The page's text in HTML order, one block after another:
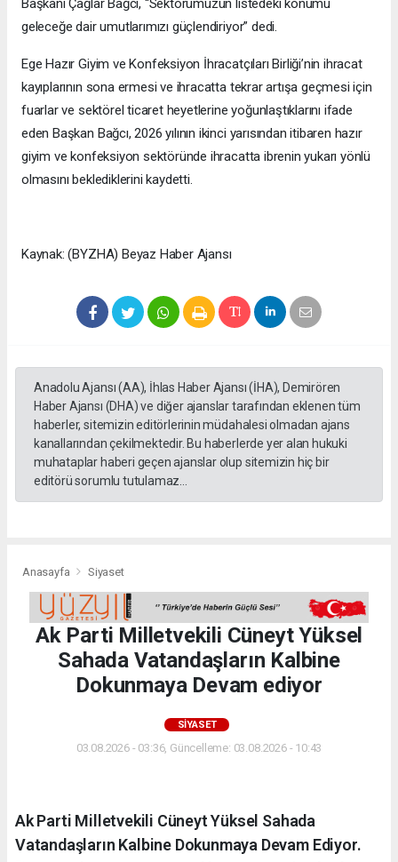
geleceğe dair umutlarımızı güçlendiriyor” dedi.
Ege Hazır Giyim ve Konfeksiyon İhracatçıları Birliği’nin ihracat
kayıplarının sona ermesi ve ihracatta tekrar artışa geçmesi için
fuarlar ve sektörel ticaret heyetlerine yoğunlaştıklarını ifade
eden Başkan Bağcı, 2026 yılının ikinci yarısından itibaren hazır
giyim ve konfeksiyon sektöründe ihracatta ibrenin yukarı yönlü
olmasını beklediklerini kaydetti.
Kaynak: (BYZHA) Beyaz Haber Ajansı
Anadolu Ajansı (AA), İhlas Haber Ajansı (İHA), Demirören
Haber Ajansı (DHA) ve diğer ajanslar tarafından eklenen tüm
haberler, sitemizin editörlerinin müdahalesi olmadan ajans
kanallarından çekilmektedir. Bu haberlerde yer alan hukuki
muhataplar haberi geçen ajanslar olup sitemizin hiç bir
editörü sorumlu tutulamaz...
Anasayfa Siyaset
Ak Parti Milletvekili Cüneyt Yüksel
Sahada Vatandaşların Kalbine
Dokunmaya Devam ediyor
SIYASET
03.08.2026 - 03:36, Güncelleme: 03.08.2026 - 10:43
Ak Parti Milletvekili Cüneyt Yüksel Sahada
Vatandaşların Kalbine Dokunmaya Devam Ediyor.